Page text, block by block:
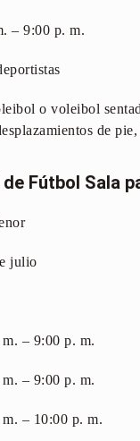
– 9:00 p. m.
o voleibol
de
Fútbol Sala
julio
– 9:00 p. m.
– 9:00 p. m.
– 10:00 p. m.